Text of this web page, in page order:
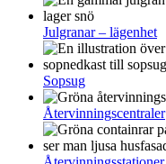
Julgranar – lägenhet
Sopsug
Återvinningscentraler